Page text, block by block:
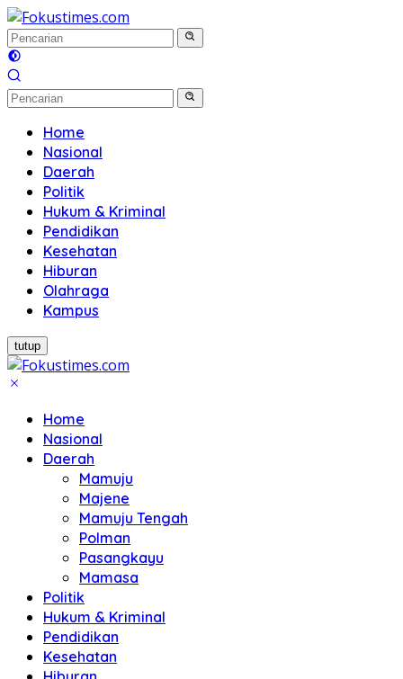
Langsung
ke
konten
Home
Nasional
Daerah
Politik
Hukum & Kriminal
Pendidikan
Kesehatan
Hiburan
Olahraga
Kampus
tutup
Home
Nasional
Daerah
Mamuju
Majene
Mamuju Tengah
Polman
Pasangkayu
Mamasa
Politik
Hukum & Kriminal
Pendidikan
Kesehatan